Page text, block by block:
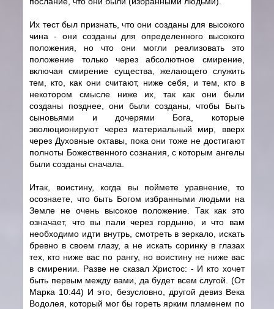
Их тест был признать, что они созданы для высокого
чина - они созданы для определенного высокого
положения, но что они могли реализовать это
положение только через абсолютное смирение,
включая смирение существа, желающего служить
тем, кто, как они считают, ниже себя, и тем, кто в
некотором смысле ниже их, так как они были
созданы позднее, они были созданы, чтобы Быть
сыновьями и дочерями Бога, которые
эволюционируют через материальный мир, вверх
через Духовные октавы, пока они тоже не достигают
полноты Божественного сознания, с которым ангелы
были созданы сначала.
Итак, воистину, когда вы поймете уравнение, то
осознаете, что быть Богом избранными людьми на
Земле не очень высокое положение. Так как это
означает, что вы пали через гордыню, и что вам
необходимо идти внутрь, смотреть в зеркало, искать
бревно в своем глазу, а не искать соринку в глазах
тех, кто ниже вас по рангу, но воистину не ниже вас
в смирении. Разве не сказал Христос: - И кто хочет
быть первым между вами, да будет всем слугой. (От
Марка 10:44) И это, безусловно, другой девиз Века
Водолея, который мог бы гореть ярким пламенем по